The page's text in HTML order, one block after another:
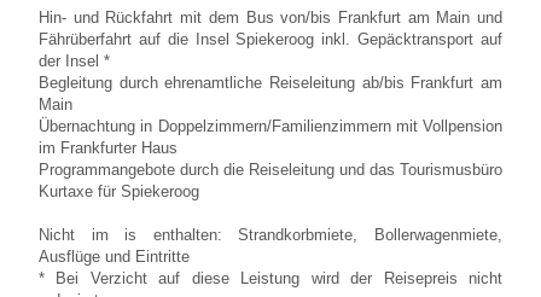
Hin- und Rückfahrt mit dem Bus von/bis Frankfurt am Main und
Fährüberfahrt auf die Insel Spiekeroog inkl. Gepäcktransport auf
der Insel *
Begleitung durch ehrenamtliche Reiseleitung ab/bis Frankfurt am
Main
Übernachtung in Doppelzimmern/Familienzimmern mit Vollpension
im Frankfurter Haus
Programmangebote durch die Reiseleitung und das Tourismusbüro
Kurtaxe für Spiekeroog
Nicht im is enthalten: Strandkorbmiete, Bollerwagenmiete,
Ausflüge und Eintritte
* Bei Verzicht auf diese Leistung wird der Reisepreis nicht